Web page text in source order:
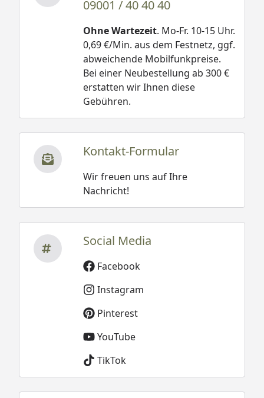
09001 / 40 40 40
Ohne Wartezeit. Mo-Fr. 10-15 Uhr.
0,69 €/Min. aus dem Festnetz, ggf.
abweichende Mobilfunkpreise.
Bei einer Neubestellung ab 300 €
erstatten wir Ihnen diese
Gebühren.
Kontakt-Formular
Wir freuen uns auf Ihre
Nachricht!
Social Media
Facebook
Instagram
Pinterest
YouTube
TikTok